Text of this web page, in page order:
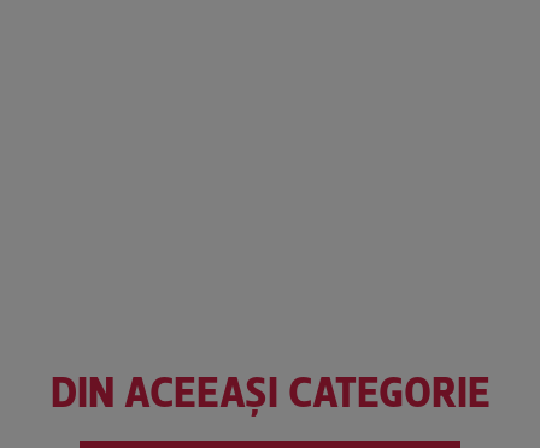
DIN ACEEAȘI CATEGORIE